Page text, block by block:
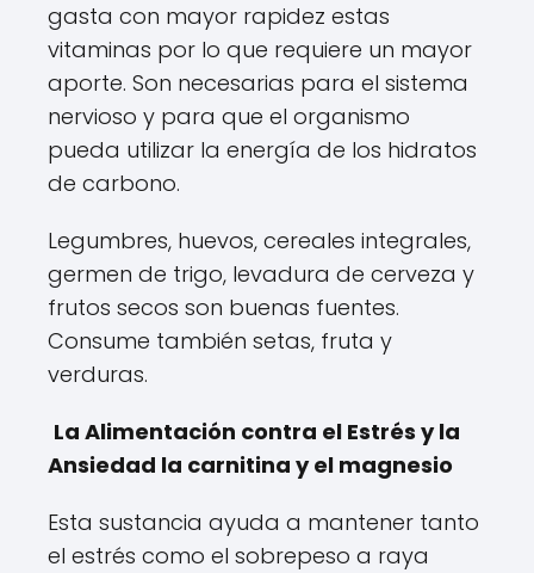
gasta con mayor rapidez estas
vitaminas por lo que requiere un mayor
aporte. Son necesarias para el sistema
nervioso y para que el organismo
pueda utilizar la energía de los hidratos
de carbono.
Legumbres, huevos, cereales integrales,
germen de trigo, levadura de cerveza y
frutos secos son buenas fuentes.
Consume también setas, fruta y
verduras.
La Alimentación contra el Estrés y la
Ansiedad la carnitina y el magnesio
Esta sustancia ayuda a mantener tanto
el estrés como el sobrepeso a raya